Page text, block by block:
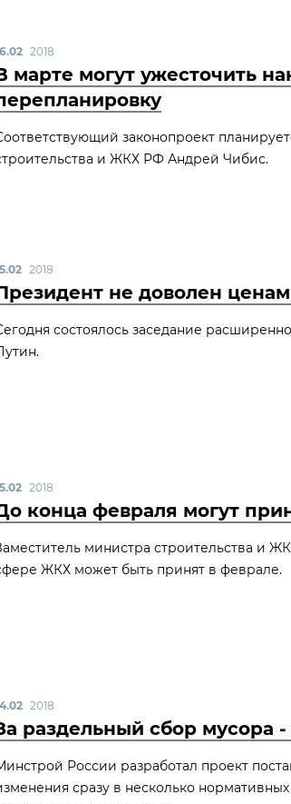
2018
марте могут ужесточить
законопроект
и ЖКХ РФ Андрей Чибис.
2018
не доволен
состоялось заседание
2018
конца февраля могут
министра строительства и
ЖКХ может быть принят в феврале.
2018
раздельный сбор мусора
России разработал проект
сразу в несколько